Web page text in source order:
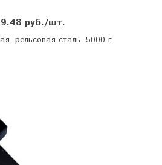
руб./шт.
рельсовая сталь, 5000 г